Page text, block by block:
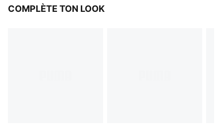
COMPLÈTE TON LOOK